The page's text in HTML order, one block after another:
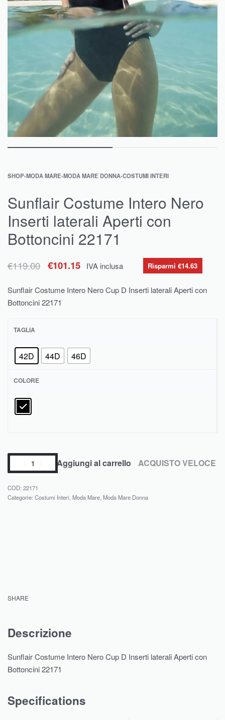
SHOP›MODA MARE›MODA MARE DONNA›COSTUMI INTERI
Sunflair Costume Intero Nero
Inserti laterali Aperti con
Bottoncini 22171
€119.00 €101.15 IVA inclusa Risparmi €14.63
Sunflair Costume Intero Nero Cup D Inserti laterali Aperti con
Bottoncini 22171
TAGLIA
42D 44D 46D
COLORE
Aggiungi al carrello ACQUISTO VELOCE
22171
Categorie: Costumi Interi, Moda Mare, Moda Mare Donna
SHARE
Descrizione
Sunflair Costume Intero Nero Cup D Inserti laterali Aperti con
Bottoncini 22171
Specifications